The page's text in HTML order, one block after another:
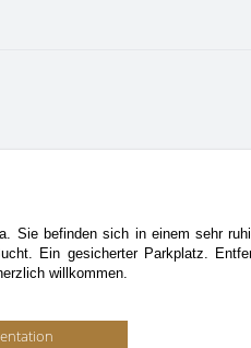
Sie befinden sich in einem sehr
Ein gesicherter Parkplatz.
willkommen.